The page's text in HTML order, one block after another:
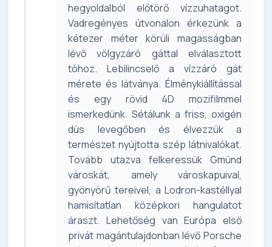
hegyoldalból előtörő vízzuhatagot.
Vadregényes útvonalon érkezünk a
kétezer méter körüli magasságban
lévő völgyzáró gáttal elválasztott
tóhoz. Lebilincselő a vízzáró gát
mérete és látványa. Élménykiállítással
és egy rövid 4D mozifilmmel
ismerkedünk. Sétálunk a friss, oxigén
dús levegőben és élvezzük a
természet nyújtotta szép látnivalókat.
Tovább utazva felkeressük Gmünd
városkát, amely városkapuival,
gyönyörű tereivel, a Lodron-kastéllyal
hamisítatlan középkori hangulatot
áraszt. Lehetőség van Európa első
privát magántulajdonban lévő Porsche